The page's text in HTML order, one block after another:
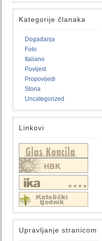
Kategorije članaka
Događanja
Foto
Italiano
Povijest
Propovijedi
Storia
Uncategorized
Linkovi
Upravljanje stranicom